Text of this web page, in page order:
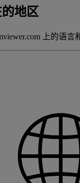
地区
上的语言